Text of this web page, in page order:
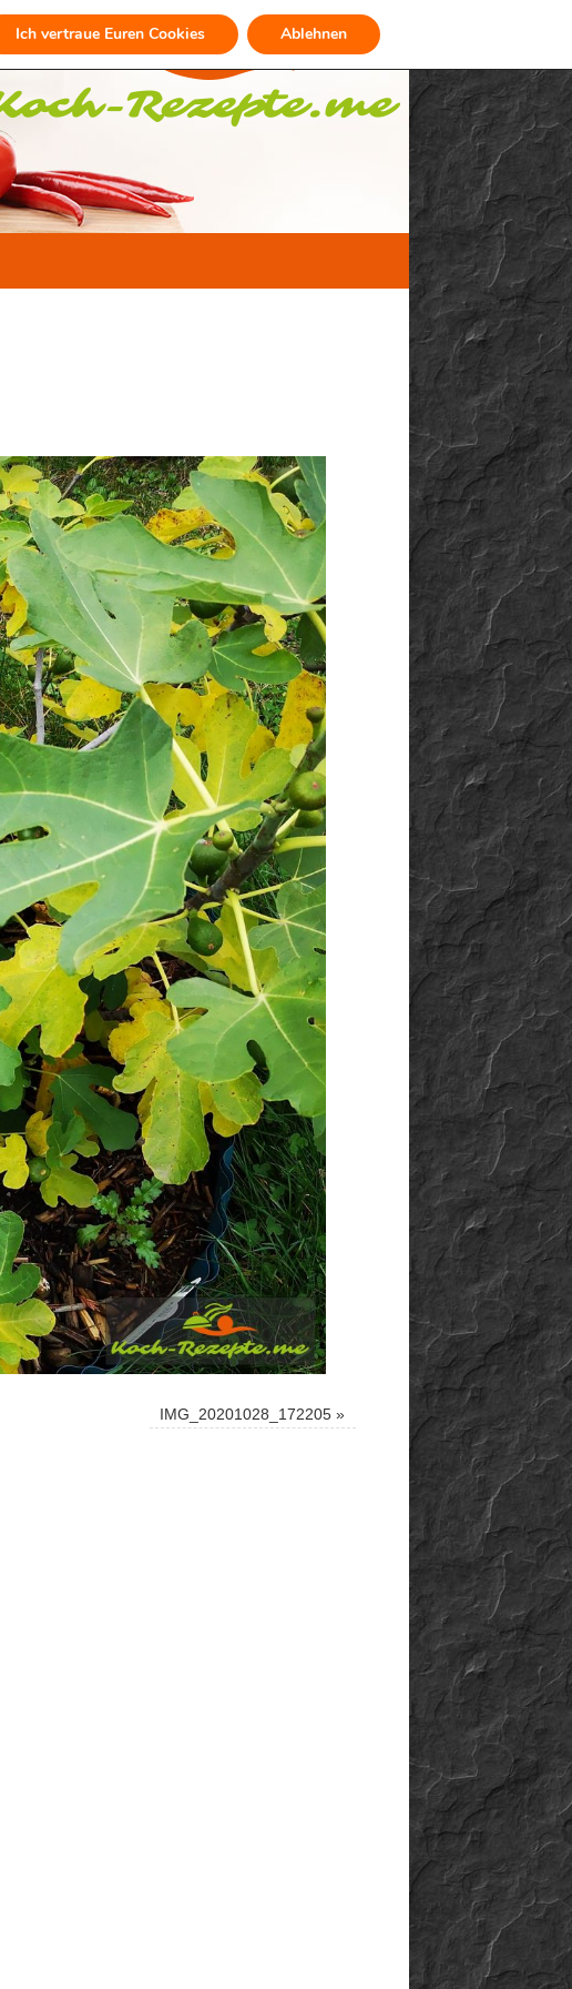
IMG_20201028_172205 »
Ich vertraue Euren Cookies Ablehnen